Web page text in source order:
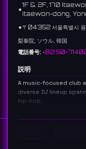
⚫︎
1F & 2F, 170
Itaewon-dong,
⚫︎〒04352 서울특별시 용
梨泰院, ソウル, 韓国
電話番号: +82 50-
説明
A music-focused club
diverse DJ lineup
hip-hop.
다양한 장르의 DJ 라인업